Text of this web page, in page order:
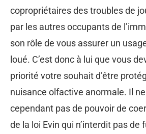
copropriétaires des troubles de
par les autres occupants de
son rôle de vous assurer un
loué. C’est donc à lui que vous
priorité votre souhait d’être
nuisance olfactive anormale. Il
cependant pas de pouvoir de
de la loi Evin qui n’interdit pas de